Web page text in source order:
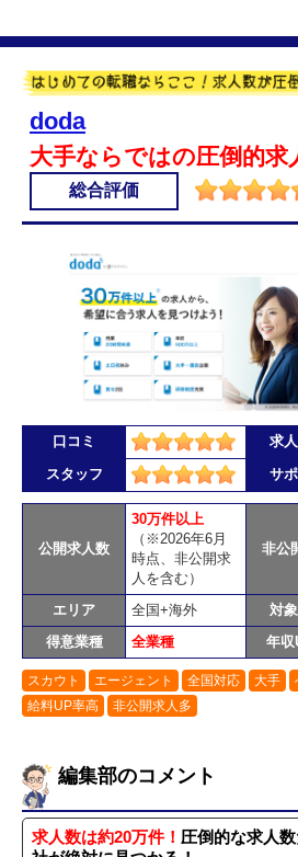
doda
大手ならではの圧倒的求
総合評価
口コミ
求
スタッフ
サ
公開求人数
30万件以上
（※2026年6月
時点、非公開求
人を含む）
非公
エリア 全国+海外 対
得意業種
全業種 年収
スカウト エージェント 全国対応 大手
給料UP率高
非公開求人多
編集部のコメント
求人数は約20万件！ 圧倒的な求人